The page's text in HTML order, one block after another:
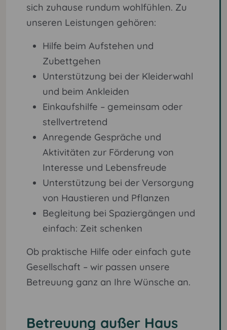
sich zuhause rundum wohlfühlen. Zu
unseren Leistungen gehören:
Hilfe beim Aufstehen und
Zubettgehen
Unterstützung bei der Kleiderwahl
und beim Ankleiden
Einkaufshilfe – gemeinsam oder
stellvertretend
Anregende Gespräche und
Aktivitäten zur Förderung von
Interesse und Lebensfreude
Unterstützung bei der Versorgung
von Haustieren und Pflanzen
Begleitung bei Spaziergängen und
einfach: Zeit schenken
Ob praktische Hilfe oder einfach gute
Gesellschaft – wir passen unsere
Betreuung ganz an Ihre Wünsche an.
Betreuung außer Haus